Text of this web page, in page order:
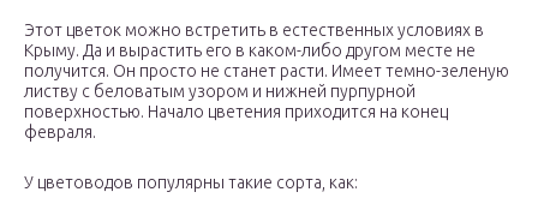
Этот цветок можно встретить в естественных условиях в
Крыму. Да и вырастить его в каком-либо другом месте не
получится. Он просто не станет расти. Имеет темно-зеленую
листву с беловатым узором и нижней пурпурной
поверхностью. Начало цветения приходится на конец
февраля.
У цветоводов популярны такие сорта, как: